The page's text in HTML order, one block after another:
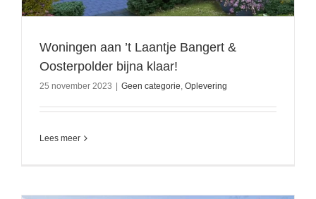
Woningen aan ’t Laantje Bangert &
Oosterpolder bijna klaar!
25 november 2023 Geen categorie, Oplevering
Lees meer